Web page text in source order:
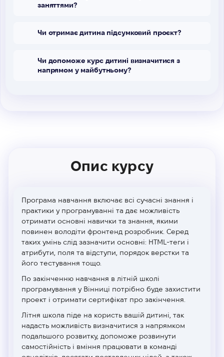
заняттями?
Чи отримає дитина підсумковий проєкт?
Чи допоможе курс дитині визначитися з
напрямом у майбутньому?
Опис курсу
Програма навчання включає всі сучасні знання і
практики у програмуванні та дає можливість
отримати основні навички та знання, якими
повинен володіти фронтенд розробник. Серед
таких умінь слід зазначити основні: HTML-теги і
атрибути, поля та відступи, порядок верстки та
його тестування тощо.
По закінченню навчання в літній школі
програмування у Вінниці потрібно буде захистити
проект і отримати сертифікат про закінчення.
Літня школа піде на користь вашій дитині, так
надасть можливість визначитися з напрямком
подальшого розвитку, допоможе розвинути
самостійність і вміння працювати в команді